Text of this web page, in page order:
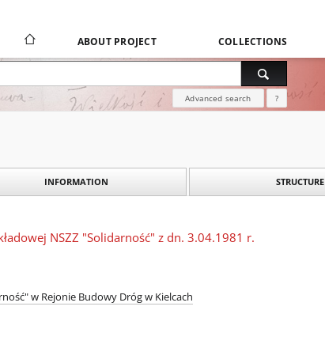
ABOUT PROJECT COLLECTIONS
Advanced search ?
INFORMATION STRUCTURE
NSZZ "Solidarność" z dn. 3.04.1981 r.
w Rejonie Budowy Dróg w Kielcach